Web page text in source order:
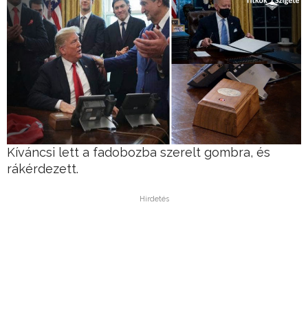
Kíváncsi lett a fadobozba szerelt gombra, és
rákérdezett.
Hirdetés